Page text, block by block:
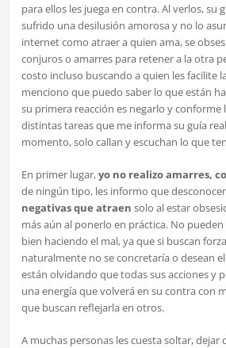
para ellos les juega en contra. Al verlos, su
sufrido una desilusión amorosa y no lo
internet como atraer a quien ama, se
conjuros o amarres para retener a la otra
costo incluso buscando a quien les facilite
menciono que puedo saber lo que están
su primera reacción es negarlo y conforme
distintas tareas que me informa su guía
momento, solo callan y escuchan lo que
En primer lugar,yo no realizo amarres,
de ningún tipo, les informo que
negativas que atraen solo al estar
más aún al ponerlo en práctica. No
bien haciendo el mal, ya que si buscan
naturalmente no se concretaría o desean
están olvidando que todas sus acciones y
una energía que volverá en su contra con
que buscan reflejarla en otros.
A muchas personas les cuesta soltar, dejar